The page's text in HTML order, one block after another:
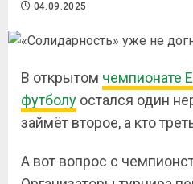
04.09.2025
В открытом чемпионате
футболу остался один
займёт второе, а кто
А вот вопрос с